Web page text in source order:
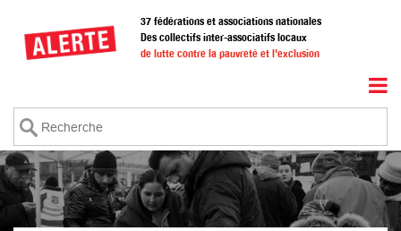
contenu
37 fédérations et associations nationales
Des collectifs inter-associatifs locaux
de lutte contre la pauvreté et l'exclusion
Recherche